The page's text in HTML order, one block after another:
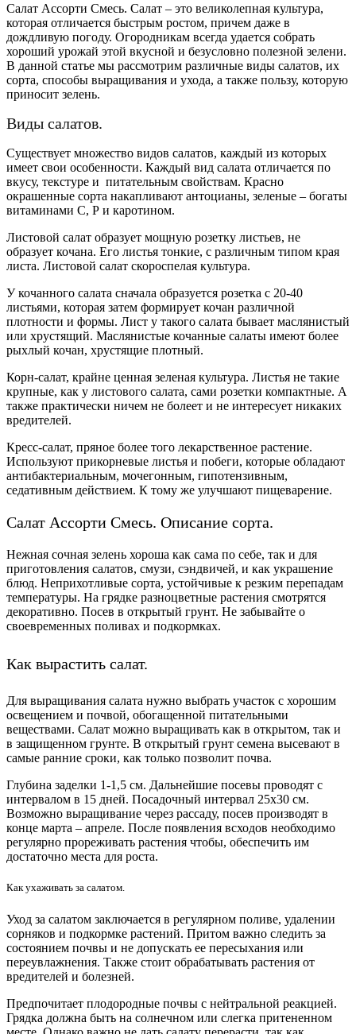
Салат Ассорти Смесь. Салат – это великолепная культура,
которая отличается быстрым ростом, причем даже в
дождливую погоду. Огородникам всегда удается собрать
хороший урожай этой вкусной и безусловно полезной зелени.
В данной статье мы рассмотрим различные виды салатов, их
сорта, способы выращивания и ухода, а также пользу, которую
приносит зелень.
Виды салатов.
Существует множество видов салатов, каждый из которых
имеет свои особенности. Каждый вид салата отличается по
вкусу, текстуре и питательным свойствам. Красно
окрашенные сорта накапливают антоцианы, зеленые – богаты
витаминами С, Р и каротином.
Листовой салат образует мощную розетку листьев, не
образует кочана. Его листья тонкие, с различным типом края
листа. Листовой салат скороспелая культура.
У кочанного салата сначала образуется розетка с 20-40
листьями, которая затем формирует кочан различной
плотности и формы. Лист у такого салата бывает маслянистый
или хрустящий. Маслянистые кочанные салаты имеют более
рыхлый кочан, хрустящие плотный.
Корн-салат, крайне ценная зеленая культура. Листья не такие
крупные, как у листового салата, сами розетки компактные. А
также практически ничем не болеет и не интересует никаких
вредителей.
Кресс-салат, пряное более того лекарственное растение.
Используют прикорневые листья и побеги, которые обладают
антибактериальным, мочегонным, гипотензивным,
седативным действием. К тому же улучшают пищеварение.
Салат Ассорти Смесь. Описание сорта.
Нежная сочная зелень хороша как сама по себе, так и для
приготовления салатов, смузи, сэндвичей, и как украшение
блюд. Неприхотливые сорта, устойчивые к резким перепадам
температуры. На грядке разноцветные растения смотрятся
декоративно. Посев в открытый грунт. Не забывайте о
своевременных поливах и подкормках.
Как вырастить салат.
Для выращивания салата нужно выбрать участок с хорошим
освещением и почвой, обогащенной питательными
веществами. Салат можно выращивать как в открытом, так и
в защищенном грунте. В открытый грунт семена высевают в
самые ранние сроки, как только позволит почва.
Глубина заделки 1-1,5 см. Дальнейшие посевы проводят с
интервалом в 15 дней. Посадочный интервал 25х30 см.
Возможно выращивание через рассаду, посев производят в
конце марта – апреле. После появления всходов необходимо
регулярно прореживать растения чтобы, обеспечить им
достаточно места для роста.
Как ухаживать за салатом.
Уход за салатом заключается в регулярном поливе, удалении
сорняков и подкормке растений. Притом важно следить за
состоянием почвы и не допускать ее пересыхания или
переувлажнения. Также стоит обрабатывать растения от
вредителей и болезней.
Предпочитает плодородные почвы с нейтральной реакцией.
Грядка должна быть на солнечном или слегка притененном